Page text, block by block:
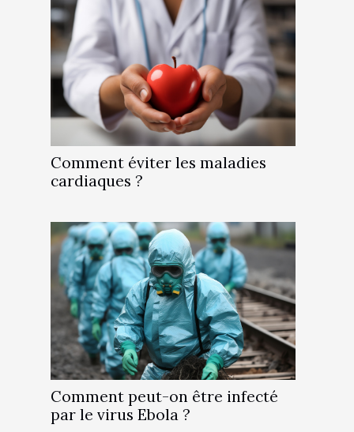
Comment éviter les maladies
cardiaques ?
Comment peut-on être infecté
par le virus Ebola ?